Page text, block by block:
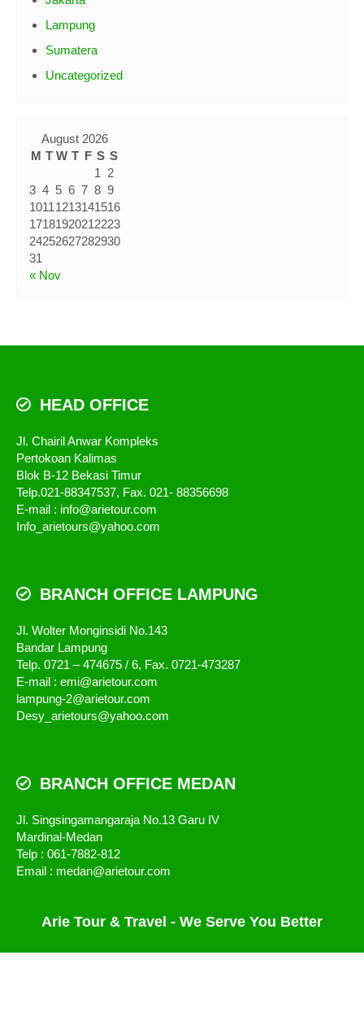
Jakarta
Lampung
Sumatera
Uncategorized
August 2026
M T W T F S S
« Nov
1 2
3
4 5 6 7 8 9
10111213141516
17 181920212223
24252627 282930
31
HEAD OFFICE
Jl. Chairil Anwar Kompleks
Pertokoan Kalimas
Blok B-12 Bekasi Timur
Telp.021-88347537, Fax. 021- 88356698
E-mail : info@arietour.com
Info_arietours@yahoo.com
BRANCH OFFICE LAMPUNG
Jl. Wolter Monginsidi No.143
Bandar Lampung
Telp. 0721 – 474675 / 6, Fax. 0721-473287
E-mail : emi@arietour.com
lampung-2@arietour.com
Desy_arietours@yahoo.com
BRANCH OFFICE MEDAN
Jl. Singsingamangaraja No.13 Garu IV
Mardinal-Medan
Telp : 061-7882-812
Email : medan@arietour.com
Arie Tour & Travel - We Serve You Better